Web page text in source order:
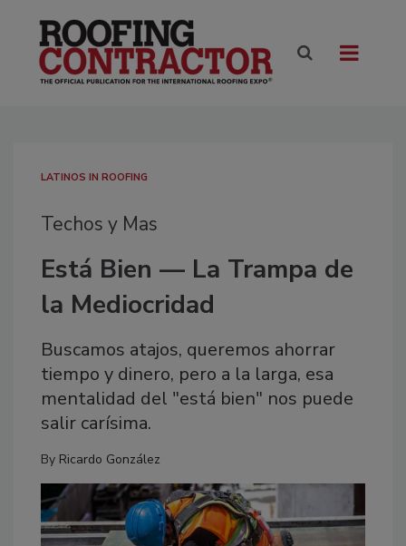
LATINOS IN ROOFING
Techos y Mas
Está Bien — La Trampa de
la Mediocridad
Buscamos atajos, queremos ahorrar
tiempo y dinero, pero a la larga, esa
mentalidad del "está bien" nos puede
salir carísima.
By Ricardo González